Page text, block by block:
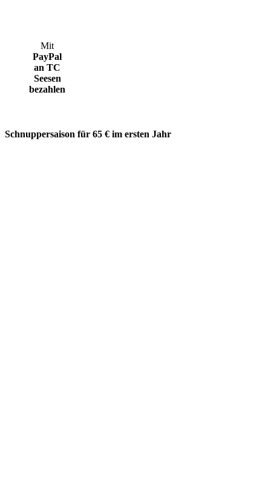
Mit
PayPal
an TC
Seesen
bezahlen
Schnuppersaison für 65 € im ersten Jahr